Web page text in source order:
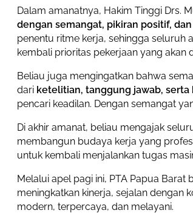
Dalam amanatnya, Hakim Tinggi Drs.
dengan semangat, pikiran positif,
penentu ritme kerja, sehingga seluruh
kembali prioritas pekerjaan yang akan
Beliau juga mengingatkan bahwa
dari ketelitian, tanggung jawab,
pencari keadilan. Dengan semangat
Di akhir amanat, beliau mengajak
membangun budaya kerja yang
untuk kembali menjalankan tugas
Melalui apel pagi ini, PTA Papua
meningkatkan kinerja, sejalan dengan
modern, terpercaya, dan melayani.